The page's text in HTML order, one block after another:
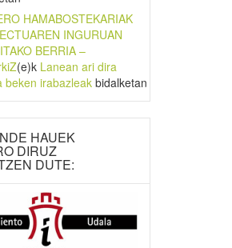
HAMABOSTEKARIAK
INGURUAN
BERRIA –
(e)k Lanean ari dira
beken irabazleakbidalketan
HAUEK
DIRUZ
DUTE: